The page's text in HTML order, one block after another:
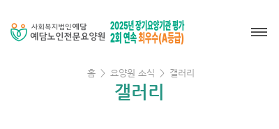
홈 > 요양원 소식 > 갤러리
갤러리